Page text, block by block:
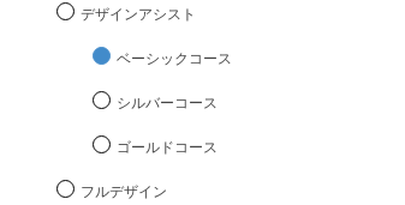
デザインアシスト
ベーシックコース
シルバーコース
ゴールドコース
フルデザイン